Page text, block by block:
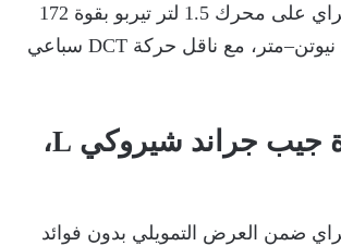
المدن. تعتمد كولراي على محرك 1.5 لتر تيربو بقوة 172
حصانًا وعزم 290 نيوتن–متر، مع ناقل حركة DCT سباعي
لحجز سيارة جيب جراند شيروكي L،
ضمن العرض التمويلي بدون فوائد